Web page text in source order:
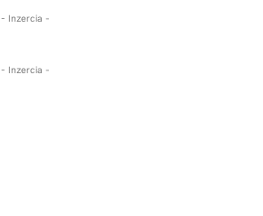
- Inzercia -
- Inzercia -